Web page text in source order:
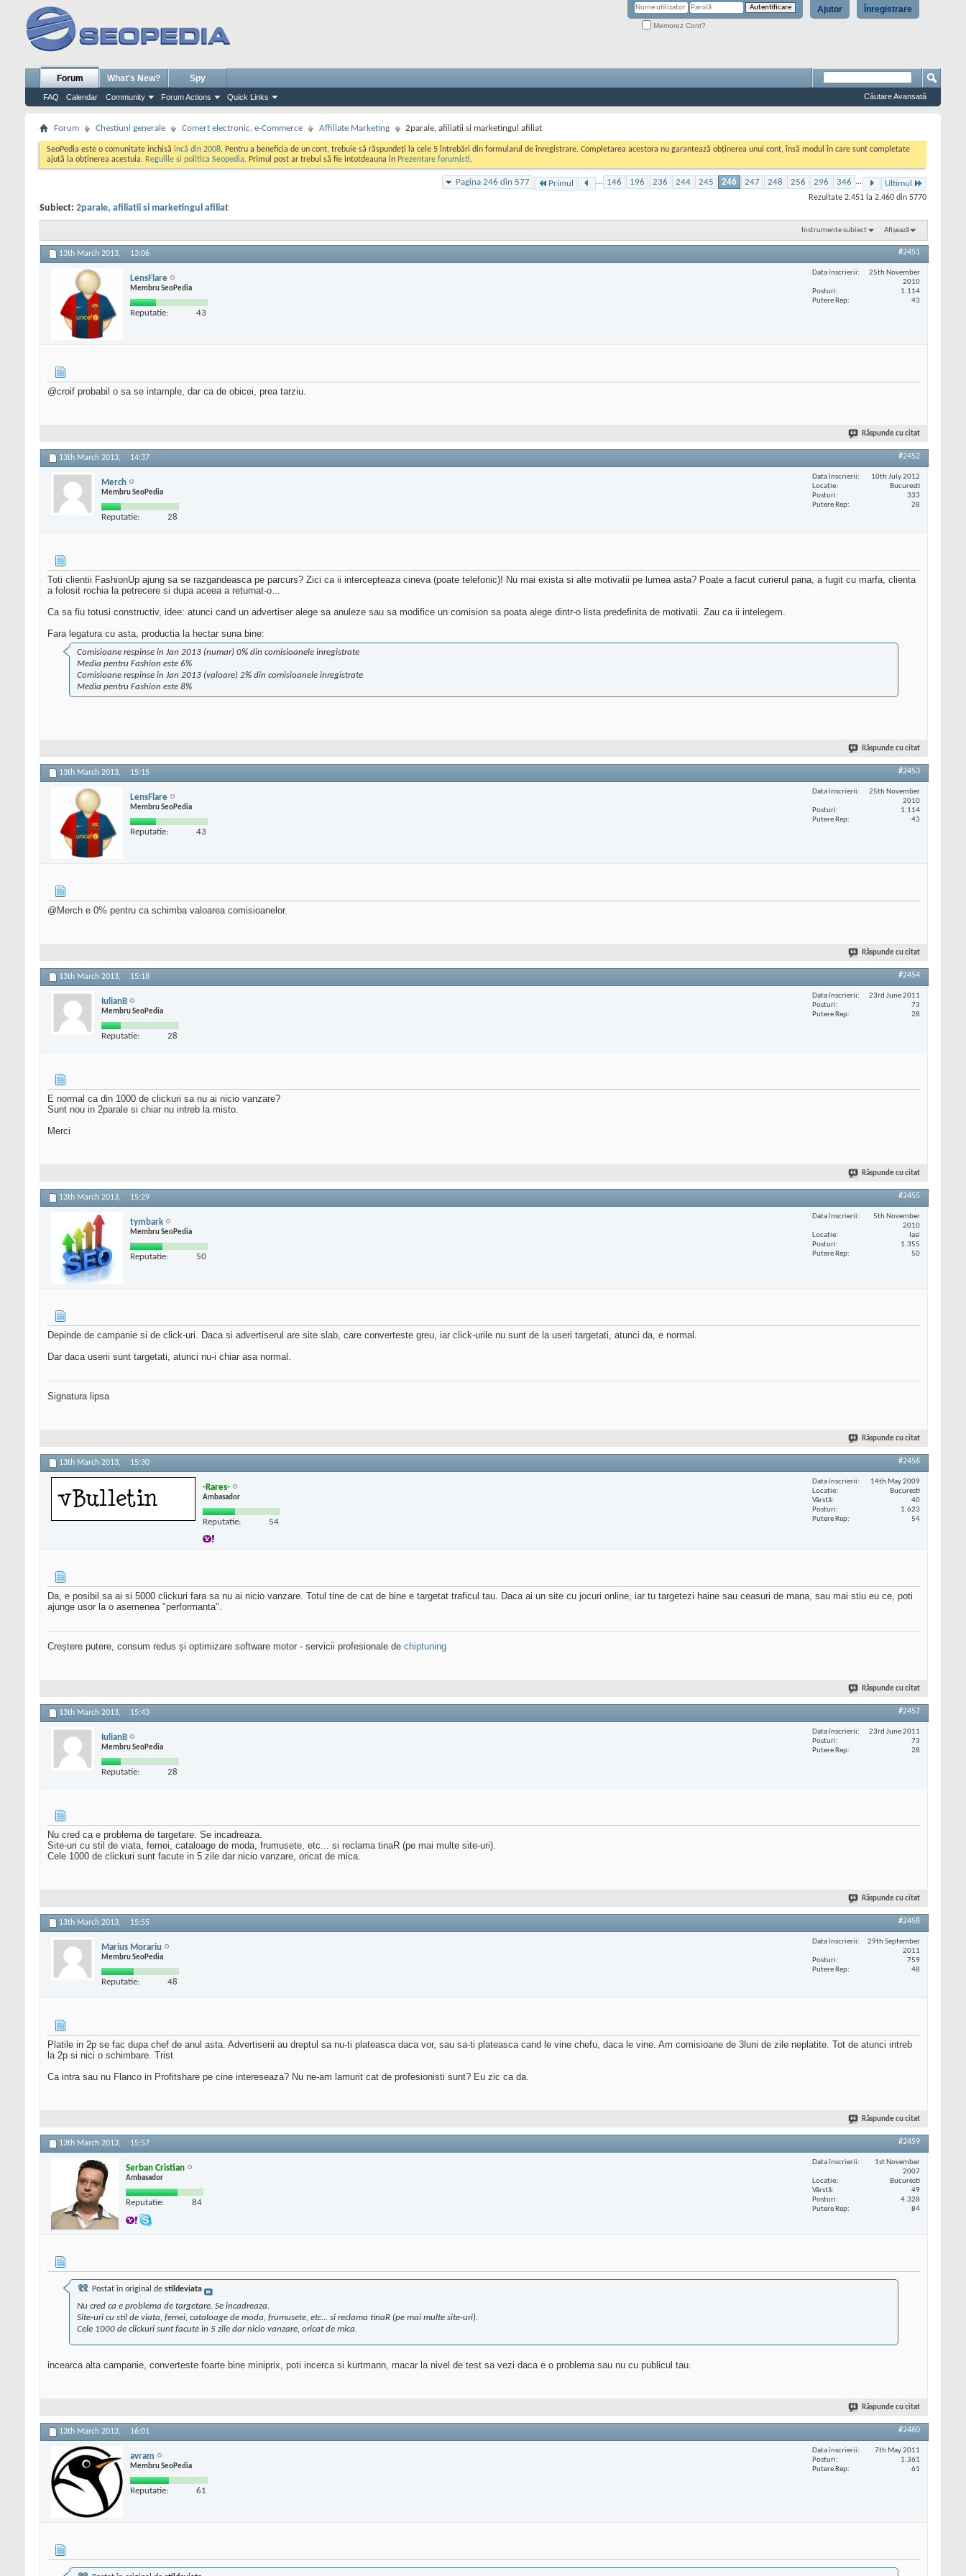
Înregistrare
Ajutor
Memorez Cont?
Forum
FAQ Calendar Community Forum Actions Quick Links
What's New? Spy
Căutare Avansată
Forum Chestiuni generale Comert electronic, e-Commerce Affiliate Marketing 2parale, afiliatii si marketingul afiliat
SeoPedia este o comunitate inchisă incă din 2008. Pentru a beneficia de un cont, trebuie să răspundeți la cele 5 întrebări din formularul de înregistrare. Completarea acestora nu garantează obținerea unui cont, însă modul în care sunt completate
ajută la obținerea acestuia. Regulile si politica Seopedia. Primul post ar trebui să fie intotdeauna in Prezentare forumisti.
Pagina 246 din 577 Primul ... 146 196 236 244 245 246 247 248 256 296 346 ... Ultimul
Rezultate 2.451 la 2.460 din 5770
Subiect: 2parale, afiliatii si marketingul afiliat
Instrumente subiect Afișează
13th March 2013, 13:06 #2451
LensFlare
Membru SeoPedia
Reputatie: 43
Data înscrierii
25th November
2010
Posturi
1.114
Putere Rep
43
@croif probabil o sa se intample, dar ca de obicei, prea tarziu.
Răspunde cu citat
13th March 2013, 14:37 #2452
Merch
Membru SeoPedia
Reputatie: 28
Data înscrierii
10th July 2012
Locaţie
Bucuresti
Posturi
333
Putere Rep
28
Toti clientii FashionUp ajung sa se razgandeasca pe parcurs? Zici ca ii intercepteaza cineva (poate telefonic)! Nu mai exista si alte motivatii pe lumea asta? Poate a facut curierul pana, a fugit cu marfa, clienta
a folosit rochia la petrecere si dupa aceea a returnat-o...
Ca sa fiu totusi constructiv, idee: atunci cand un advertiser alege sa anuleze sau sa modifice un comision sa poata alege dintr-o lista predefinita de motivatii. Zau ca ii intelegem.
Fara legatura cu asta, productia la hectar suna bine:
Comisioane respinse in Jan 2013 (numar) 0% din comisioanele inregistrate
Media pentru Fashion este 6%
Comisioane respinse in Jan 2013 (valoare) 2% din comisioanele inregistrate
Media pentru Fashion este 8%
Răspunde cu citat
13th March 2013, 15:15 #2453
LensFlare
Membru SeoPedia
Reputatie: 43
Data înscrierii
25th November
2010
Posturi
1.114
Putere Rep
43
@Merch e 0% pentru ca schimba valoarea comisioanelor.
Răspunde cu citat
13th March 2013, 15:18 #2454
IulianB
Membru SeoPedia
Reputatie: 28
Data înscrierii
23rd June 2011
Posturi
73
Putere Rep
28
E normal ca din 1000 de clickuri sa nu ai nicio vanzare?
Sunt nou in 2parale si chiar nu intreb la misto.
Merci
Răspunde cu citat
13th March 2013, 15:29 #2455
tymbark
Membru SeoPedia
Reputatie: 50
Data înscrierii
5th November
2010
Locaţie
Iasi
Posturi
1.355
Putere Rep
50
Depinde de campanie si de click-uri. Daca si advertiserul are site slab, care converteste greu, iar click-urile nu sunt de la useri targetati, atunci da, e normal.
Dar daca userii sunt targetati, atunci nu-i chiar asa normal.
Signatura lipsa
Răspunde cu citat
13th March 2013, 15:30 #2456
-Rares-
Ambasador
Reputatie: 54
Data înscrierii
14th May 2009
Locaţie
Bucuresti
Vârstă
40
Posturi
1.623
Putere Rep
54
Da, e posibil sa ai si 5000 clickuri fara sa nu ai nicio vanzare. Totul tine de cat de bine e targetat traficul tau. Daca ai un site cu jocuri online, iar tu targetezi haine sau ceasuri de mana, sau mai stiu eu ce, poti
ajunge usor la o asemenea "performanta".
Creștere putere, consum redus și optimizare software motor - servicii profesionale de chiptuning
Răspunde cu citat
13th March 2013, 15:43 #2457
IulianB
Membru SeoPedia
Reputatie: 28
Data înscrierii
23rd June 2011
Posturi
73
Putere Rep
28
Nu cred ca e problema de targetare. Se incadreaza.
Site-uri cu stil de viata, femei, cataloage de moda, frumusete, etc... si reclama tinaR (pe mai multe site-uri).
Cele 1000 de clickuri sunt facute in 5 zile dar nicio vanzare, oricat de mica.
Răspunde cu citat
13th March 2013, 15:55 #2458
Marius Morariu
Membru SeoPedia
Reputatie: 48
Data înscrierii
29th September
2011
Posturi
759
Putere Rep
48
Platile in 2p se fac dupa chef de anul asta. Advertiserii au dreptul sa nu-ti plateasca daca vor, sau sa-ti plateasca cand le vine chefu, daca le vine. Am comisioane de 3luni de zile neplatite. Tot de atunci intreb
la 2p si nici o schimbare. Trist
Ca intra sau nu Flanco in Profitshare pe cine intereseaza? Nu ne-am lamurit cat de profesionisti sunt? Eu zic ca da.
Răspunde cu citat
13th March 2013, 15:57 #2459
Serban Cristian
Ambasador
Reputatie: 84
Data înscrierii
1st November
2007
Locaţie
Bucuresti
Vârstă
49
Posturi
4.328
Putere Rep
84
Postat în original de stildeviata
Nu cred ca e problema de targetare. Se incadreaza.
Site-uri cu stil de viata, femei, cataloage de moda, frumusete, etc... si reclama tinaR (pe mai multe site-uri).
Cele 1000 de clickuri sunt facute in 5 zile dar nicio vanzare, oricat de mica.
incearca alta campanie, converteste foarte bine miniprix, poti incerca si kurtmann, macar la nivel de test sa vezi daca e o problema sau nu cu publicul tau.
Răspunde cu citat
13th March 2013, 16:01 #2460
avram
Membru SeoPedia
Reputatie: 61
Data înscrierii
7th May 2011
Posturi
1.361
Putere Rep
61